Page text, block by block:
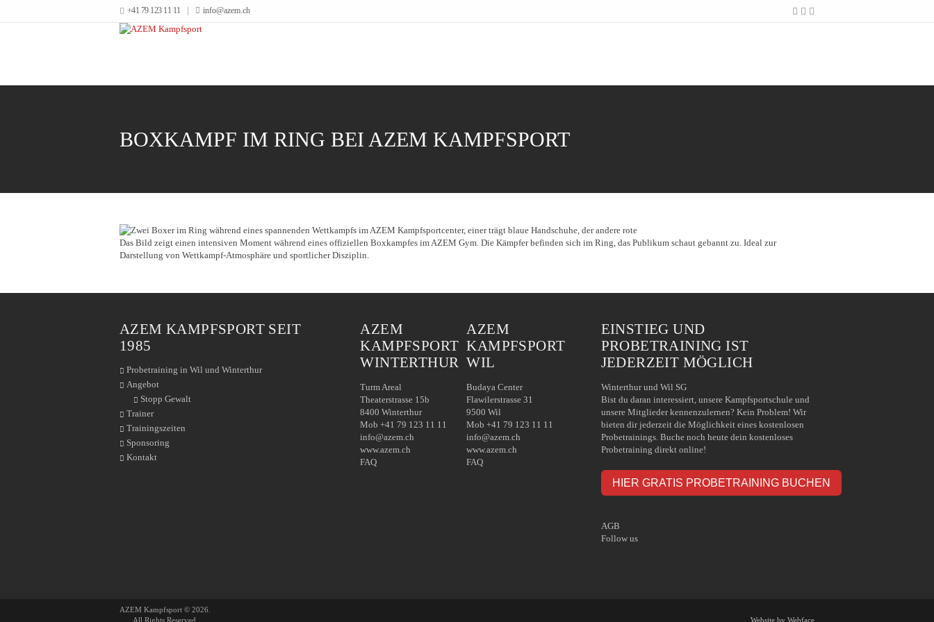
+41 79 123 11 11 info@azem.ch
BOXKAMPF IM RING BEI AZEM KAMPFSPORT
Das Bild zeigt einen intensiven Moment während eines offiziellen Boxkampfes im AZEM Gym. Die Kämpfer befinden sich im Ring, das Publikum schaut gebannt zu. Ideal zur
Darstellung von Wettkampf-Atmosphäre und sportlicher Disziplin.
AZEM KAMPFSPORT SEIT
1985
Probetraining in Wil und Winterthur
Angebot
Stopp Gewalt
Trainer
Trainingszeiten
Sponsoring
Kontakt
AZEM
KAMPFSPORT
WINTERTHUR
Turm Areal
Theaterstrasse 15b
8400 Winterthur
Mob +41 79 123 11 11
info@azem.ch
www.azem.ch
FAQ
AZEM
KAMPFSPORT
WIL
Budaya Center
Flawilerstrasse 31
9500 Wil
Mob +41 79 123 11 11
info@azem.ch
www.azem.ch
FAQ
EINSTIEG UND
PROBETRAINING IST
JEDERZEIT MÖGLICH
Winterthur und Wil SG
Bist du daran interessiert, unsere Kampfsportschule und
unsere Mitglieder kennenzulernen? Kein Problem! Wir
bieten dir jederzeit die Möglichkeit eines kostenlosen
Probetrainings. Buche noch heute dein kostenloses
Probetraining direkt online!
HIER GRATIS PROBETRAINING BUCHEN
AGB
Follow us
AZEM Kampfsport © 2026.
All Rights Reserved.
Website by Webface